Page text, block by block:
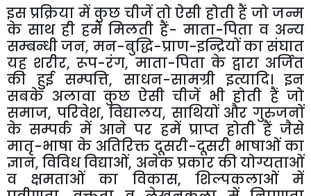
इस प्रक्रिया में कुछ चीजें तो ऐसी होती हैं जो जन्म
के साथ ही हमें मिलती हैं- माता-पिता व अन्य
सम्बन्धी जन, मन-बुद्धि-प्राण-इन्द्रियों का संघात
यह शरीर,रूप-रंग, माता-पिता के द्वारा अर्जित
की हुई सम्पत्ति, साधन-सामग्री इत्यादि। इन
सबके अलावा कुछ ऐसी चीजें भी होती हैं जो
समाज, परिवेश,विद्यालय, साथियों और गुरुजनों
के सम्पर्क में आने पर हमें प्राप्त होती हैं जैसे
मातृ-भाषा के अतिरिक्त दूसरी-दूसरी भाषाओं का
ज्ञान,विविध विद्याओं, अनेक प्रकार की योग्यताओं
व क्षमताओं का विकास, शिल्पकलाओं में